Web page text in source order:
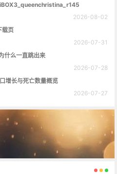
2026-08-02
载页
2026-07-31
什么一直跳出来
2026-07-28
增长与死亡数量概览
2026-07-27